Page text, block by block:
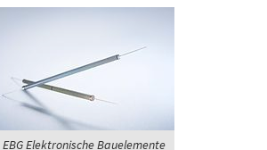
EBG Elektronische Bauelemente